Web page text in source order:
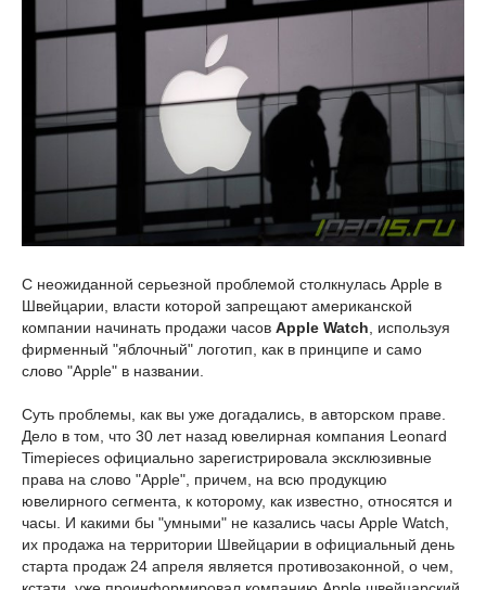
С неожиданной серьезной проблемой столкнулась Apple в
Швейцарии, власти которой запрещают американской
компании начинать продажи часов Apple Watch , используя
фирменный "яблочный" логотип, как в принципе и само
слово "Apple" в названии.
Суть проблемы, как вы уже догадались, в авторском праве.
Дело в том, что 30 лет назад ювелирная компания Leonard
Timepieces официально зарегистрировала эксклюзивные
права на слово "Apple", причем, на всю продукцию
ювелирного сегмента, к которому, как известно, относятся и
часы. И какими бы "умными" не казались часы Apple Watch,
их продажа на территории Швейцарии в официальный день
старта продаж 24 апреля является противозаконной, о чем,